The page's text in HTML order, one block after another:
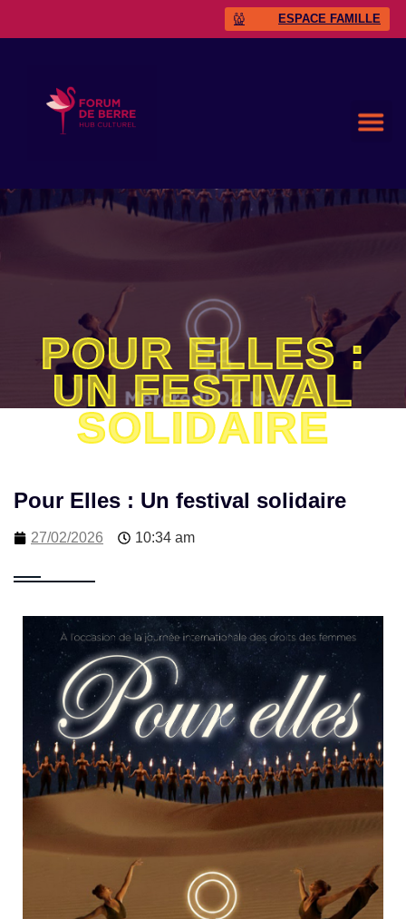
ESPACE FAMILLE
POUR ELLES :
UN FESTIVAL
SOLIDAIRE
Pour Elles : Un festival solidaire
27/02/2026 10:34 am